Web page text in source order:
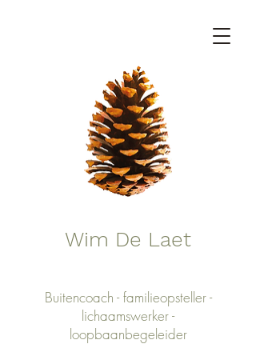
Wim De Laet
Buitencoach - familieopsteller -
lichaamswerker -
loopbaanbegeleider